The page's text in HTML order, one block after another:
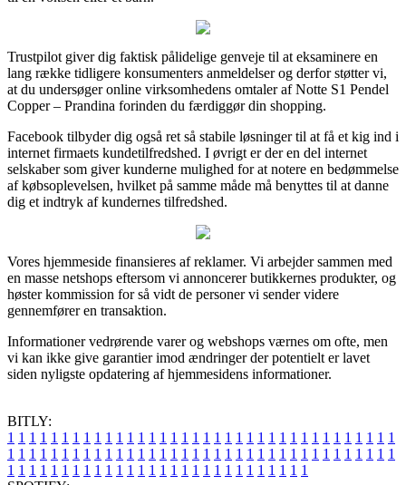
Trustpilot giver dig faktisk pålidelige genveje til at eksaminere en
lang række tidligere konsumenters anmeldelser og derfor støtter vi,
at du undersøger online virksomhedens omtaler af Notte S1 Pendel
Copper – Prandina forinden du færdiggør din shopping.
Facebook tilbyder dig også ret så stabile løsninger til at få et kig ind i
internet firmaets kundetilfredshed. I øvrigt er der en del internet
selskaber som giver kunderne mulighed for at notere en bedømmelse
af købsoplevelsen, hvilket på samme måde må benyttes til at danne
dig et indtryk af kundernes tilfredshed.
Vores hjemmeside finansieres af reklamer. Vi arbejder sammen med
en masse netshops eftersom vi annoncerer butikkernes produkter, og
høster kommission for så vidt de personer vi sender videre
gennemfører en transaktion.
Informationer vedrørende varer og webshops værnes om ofte, men
vi kan ikke give garantier imod ændringer der potentielt er lavet
siden nyligste opdatering af hjemmesidens informationer.
BITLY:
1 1 1 1 1 1 1 1 1 1 1 1 1 1 1 1 1 1 1 1 1 1 1 1 1 1 1 1 1 1 1 1 1 1 1 1
1 1 1 1 1 1 1 1 1 1 1 1 1 1 1 1 1 1 1 1 1 1 1 1 1 1 1 1 1 1 1 1 1 1 1 1
1 1 1 1 1 1 1 1 1 1 1 1 1 1 1 1 1 1 1 1 1 1 1 1 1 1 1 1